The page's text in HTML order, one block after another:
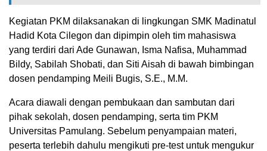
Kegiatan PKM dilaksanakan di lingkungan SMK Madinatul
Hadid Kota Cilegon dan dipimpin oleh tim mahasiswa
yang terdiri dari Ade Gunawan, Isma Nafisa, Muhammad
Bildy, Sabilah Shobati, dan Siti Aisah di bawah bimbingan
dosen pendamping Meili Bugis, S.E., M.M.
Acara diawali dengan pembukaan dan sambutan dari
pihak sekolah, dosen pendamping, serta tim PKM
Universitas Pamulang. Sebelum penyampaian materi,
peserta terlebih dahulu mengikuti pre-test untuk mengukur